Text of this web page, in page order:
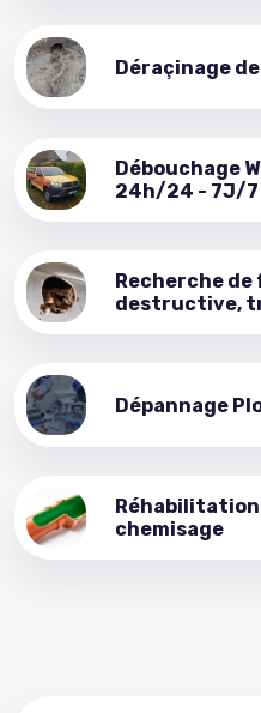
Déraçinage
Débouchage
24h/24 - 7J/7
Recherche
destructive,
Dépannage
chemisage